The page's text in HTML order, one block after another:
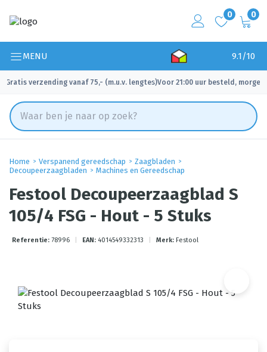
0 0
MENU 9.1/10
Gratis verzending vanaf 75,- (m.u.v. lengtes)
✓ Voor 21:00 uur besteld, morgen
Home Verspanend gereedschap
Zaagbladen
Decoupeerzaagbladen
Machines en Gereedschap
Festool Decoupeerzaagblad S
105/4 FSG - Hout - 5 Stuks
Referentie: 78996 EAN: 4014549332313 Merk: Festool